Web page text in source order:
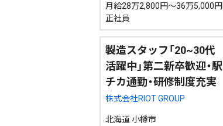
月給28万2,800円～36万5,000円
正社員
製造スタッフ「20~30代
活躍中」第二新卒歓迎・駅
チカ通勤・研修制度充実
株式会社RIOT GROUP
北海道 小樽市